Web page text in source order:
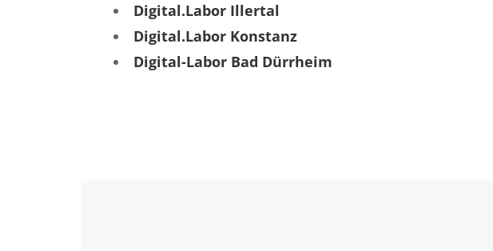
Digital.Labor Illertal
Digital.Labor Konstanz
Digital-Labor Bad Dürrheim